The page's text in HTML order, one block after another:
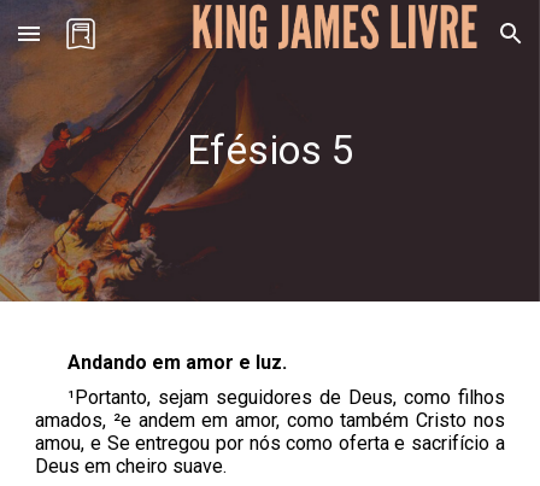
Skip to main content Skip to navigation
Efésios 5
Andando em amor e luz.
¹Portanto, sejam seguidores de Deus, como filhos
amados, ²e andem em amor, como também Cristo nos
amou, e Se entregou por nós como oferta e sacrifício a
Deus em cheiro suave.